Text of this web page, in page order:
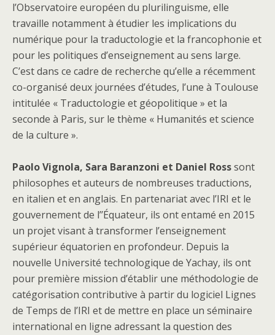
l’Observatoire européen du plurilinguisme, elle
travaille notamment à étudier les implications du
numérique pour la traductologie et la francophonie et
pour les politiques d’enseignement au sens large.
C’est dans ce cadre de recherche qu’elle a récemment
co-organisé deux journées d’études, l’une à Toulouse
intitulée « Traductologie et géopolitique » et la
seconde à Paris, sur le thème « Humanités et science
de la culture ».
Paolo Vignola, Sara Baranzoni et Daniel Rosssont
philosophes et auteurs de nombreuses traductions,
en italien et en anglais. En partenariat avec l’IRI et le
gouvernement de l’’Équateur, ils ont entamé en 2015
un projet visant à transformer l’enseignement
supérieur équatorien en profondeur. Depuis la
nouvelle Université technologique de Yachay, ils ont
pour première mission d’établir une méthodologie de
catégorisation contributive à partir du logiciel Lignes
de Temps de l’IRI et de mettre en place un séminaire
international en ligne adressant la question des